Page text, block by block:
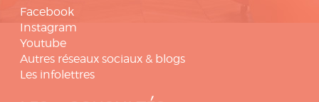
Facebook
Instagram
Youtube
Autres réseaux sociaux & blogs
Les infolettres